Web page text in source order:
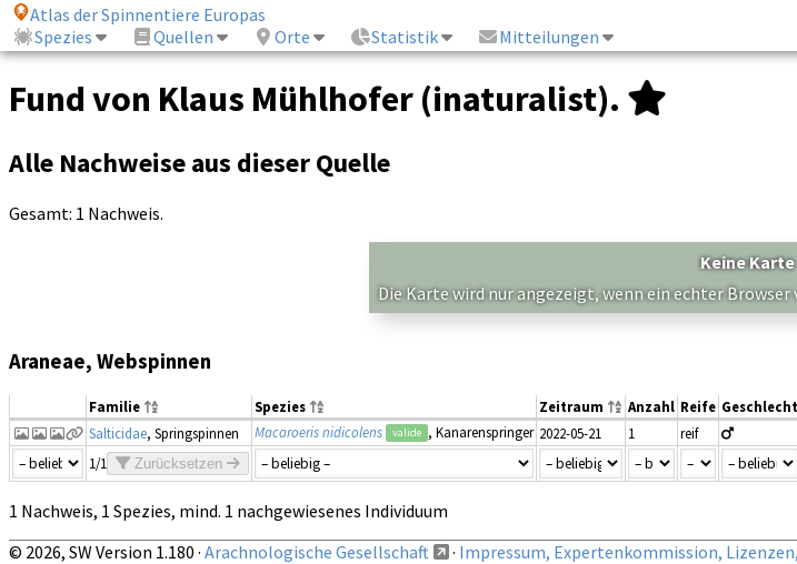
Atlas der Spinnentiere Europas
Spezies
Quellen Orte Statistik Mitteilungen
Fund von Klaus Mühlhofer (inaturalist).
Alle Nachweise aus dieser Quelle
Gesamt: 1 Nachweis.
Keine Karte
Die Karte wird nur angezeigt, wenn ein echter Browser
Araneae, Webspinnen
Familie Spezies Zeitraum Anzahl Reife Geschlecht
Salticidae, Springspinnen Macaroeris nidicolens valide , Kanarenspringer 2022-05-21 1 reif
1/1
Zurücksetzen
1 Nachweis, 1 Spezies, mind. 1 nachgewiesenes Individuum
© 2026, SW Version 1.180 · Arachnologische Gesellschaft · Impressum, Expertenkommission,